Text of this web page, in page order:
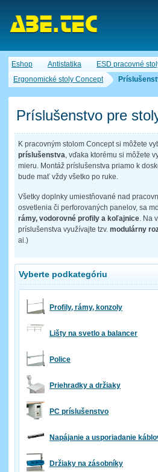
Eshop Antistatika
ESD pracovné
Ergonomické stoly Concept
Príslušenstvo pre
K pracovným stolom Concept si môžete
príslušenstva , vďaka ktorému si môžete
mieru. Montáž príslušenstva priamo k
bude mať vždy všetko po ruke.
Všetky doplnky umiestňované nad
osvetlenia či perforovaných panelov, sa
rámy, vodorovné profily a koľajnice. Na
príslušenstva využívajte tzv. modulárny
ai.)
Vyberte podkategóriu
Profily, rámy, konzoly
Lišty na svetlo a balancer
Police
Priehradky a držiaky
PC príslušenstvo
Napájanie a usporiadanie
Držiaky na zásobníky
Dopytový košík je
Počet produktov:0